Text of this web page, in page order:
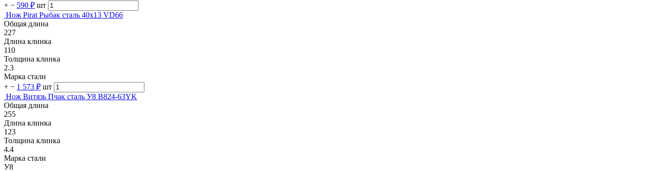
+ − 590 ₽ шт
Нож Pirat Рыбак сталь 40х13 VD66
Общая длина
227
Длина клинка
110
Толщина клинка
2.3
Марка стали
+ − 1 573 ₽ шт
Нож Витязь Пчак сталь У8 B824-63YK
Общая длина
255
Длина клинка
123
Толщина клинка
4.4
Марка стали
У8